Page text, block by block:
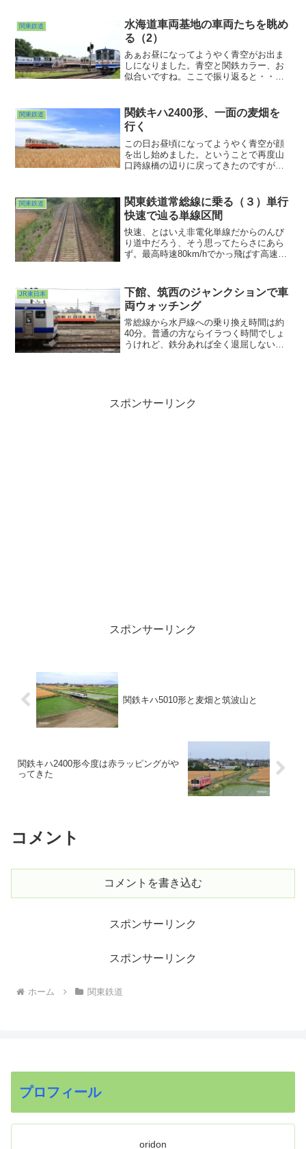
往来だけを撮ることにしました。まずや
ってきたのは下館行き。
関東鉄道
水海道車両基地の車両たちを眺め
る（2）
あぁお昼になってようやく青空がお出ま
しになりました。青空と関鉄カラー、お
似合いですね。ここで振り返ると・・・
も休んでいました。これ、奥側の車両は
何かのラッピング車両ですよね？
関東鉄道
関鉄キハ2400形、一面の麦畑を
行く
この日お昼頃になってようやく青空が顔
を出し始めました。ということで再度山
口跨線橋の辺りに戻ってきたのですが、
た方がよろしかろう、そう思いました。
実った麦をもっと近くで見てみたいとい
う思いもあったからです。
関東鉄道
関東鉄道常総線に乗る（３）単行
快速で辿る単線区間
快速、とはいえ非電化単線だからのんび
り道中だろう、そう思ってたらさにあら
ず。最高時速80km/hでかっ飛ばす高速な
な。停車駅ではそれなりの乗降、車内は
かなりの乗車率、そして思いのほか短い
所要時間。客層も偏りがないように見え
ました。競争力あるわ、うん。
JR東日本
下館、筑西のジャンクションで車
両ウォッチング
常総線から水戸線への乗り換え時間は約
40分。普通の方ならイラつく時間でしょ
うけれど、鉄分あれば全く退屈しない時
り。運転本数まばらでもジャンクション
はネタが豊富。よきかなw
スポンサーリンク
スポンサーリンク
関鉄キハ5010形と麦畑と筑波山と
関鉄キハ2400形今度は赤ラッピングがや
ってきた
コメント
コメントを書き込む
スポンサーリンク
スポンサーリンク
ホーム 関東鉄道
プロフィール
oridon